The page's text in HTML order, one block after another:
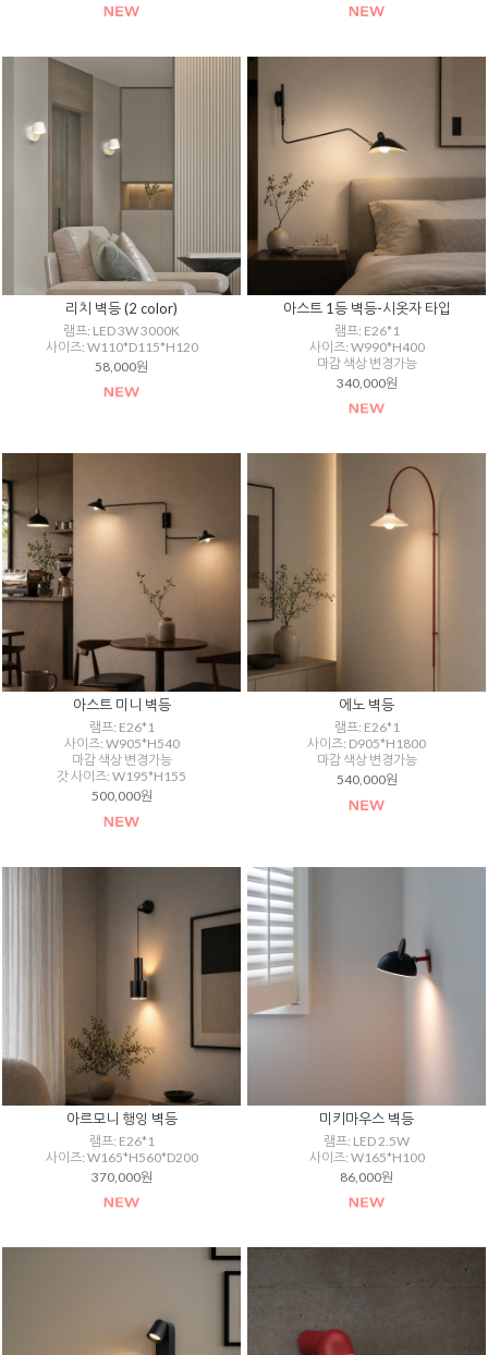
리치 벽등 (2 color)
램프: LED 3W 3000K
사이즈: W110*D115*H120
58,000원
아스트 1등 벽등-시옷자 타입
램프: E26*1
사이즈: W990*H400
마감 색상 변경가능
340,000원
아스트 미니 벽등
램프: E26*1
사이즈: W905*H540
마감 색상 변경가능
갓 사이즈: W195*H155
500,000원
에노 벽등
램프: E26*1
사이즈: D905*H1800
마감 색상 변경가능
540,000원
아르모니 행잉 벽등
램프: E26*1
사이즈: W165*H560*D200
370,000원
미키마우스 벽등
램프: LED 2.5W
사이즈: W165*H100
86,000원